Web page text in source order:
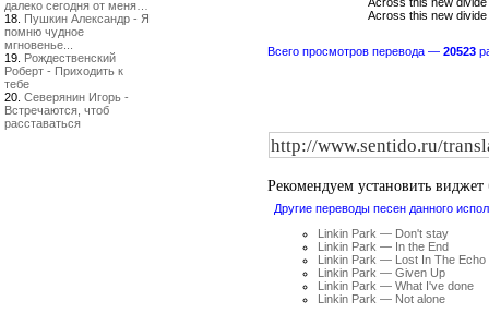
далеко сегодня от меня…
18. Пушкин Александр - Я
помню чудное
мгновенье...
19. Рождественский
Роберт - Приходить к
тебе
20. Северянин Игорь -
Встречаются, чтоб
расставаться
Across this new divide
Всего просмотров перевода —20523
Рекомендуем установить виджет
Другие переводы песен данного
Linkin Park — Don't stay
Linkin Park — In the End
Linkin Park — Lost In The Echo
Linkin Park — Given Up
Linkin Park — What I've done
Linkin Park — Not alone